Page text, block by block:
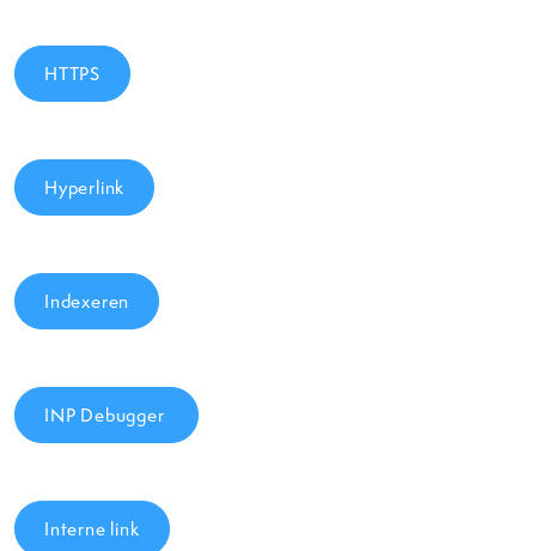
HTTPS
Hyperlink
Indexeren
INP Debugger
Interne link